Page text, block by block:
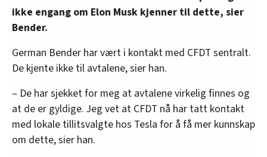
ikke engang om Elon Musk kjenner til dette, sier
Bender.
German Bender har vært i kontakt med CFDT sentralt.
De kjente ikke til avtalene, sier han.
– De har sjekket for meg at avtalene virkelig finnes og
at de er gyldige. Jeg vet at CFDT nå har tatt kontakt
med lokale tillitsvalgte hos Tesla for å få mer kunnskap
om dette, sier han.